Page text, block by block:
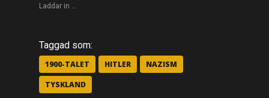
r
e
l
a
p
å
F
a
c
Laddar in …
Taggad som:
1900-TALET HITLER
NAZISM
TYSKLAND